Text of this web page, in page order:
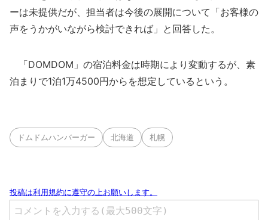
ーは未提供だが、担当者は今後の展開について「お客様の
声をうかがいながら検討できれば」と回答した。
「DOMDOM」の宿泊料金は時期により変動するが、素
泊まりで1泊1万4500円からを想定しているという。
ドムドムハンバーガー 北海道 札幌